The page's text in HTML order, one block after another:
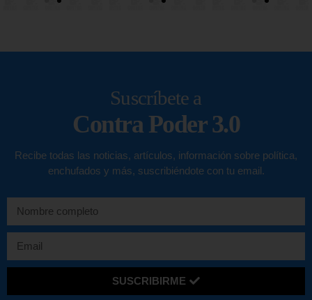
Suscríbete a
Contra Poder 3.0
Recibe todas las noticias, artículos, información sobre política,
enchufados y más, suscribiéndote con tu email.
SUSCRIBIRME